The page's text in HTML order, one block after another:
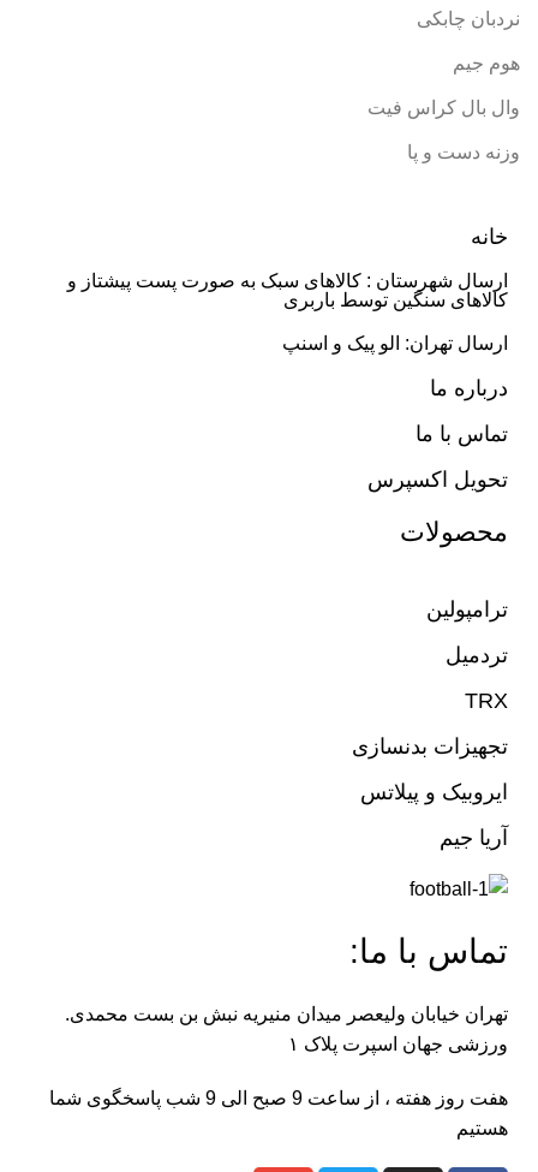
نردبان چابکی
هوم جیم
وال بال کراس فیت
وزنه دست و پا
خانه
ارسال شهرستان : کالاهای سبک به صورت پست پیشتاز و
کالاهای سنگین توسط باربری
ارسال تهران: الو پیک و اسنپ
درباره ما
تماس با ما
تحویل اکسپرس
محصولات
ترامپولین
تردمیل
TRX
تجهیزات بدنسازی
ایروبیک و پیلاتس
آریا جیم
تماس با ما:
تهران خیابان ولیعصر میدان منیریه نبش بن بست محمدی.
ورزشی جهان اسپرت پلاک ۱
هفت روز هفته ، از ساعت 9 صبح الی 9 شب پاسخگوی شما
هستیم